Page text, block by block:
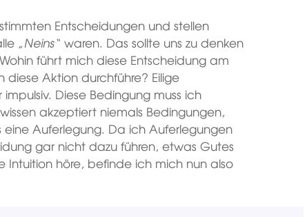
Entscheidungen und stellen
„Neins“ waren. Das sollte uns zu denken
führt mich diese Entscheidung am
diese Aktion durchführe? Eilige
Diese Bedingung muss ich
akzeptiert niemals Bedingungen,
Auferlegung. Da ich Auferlegungen
gar nicht dazu führen, etwas Gutes
Intuition höre, befinde ich mich nun also